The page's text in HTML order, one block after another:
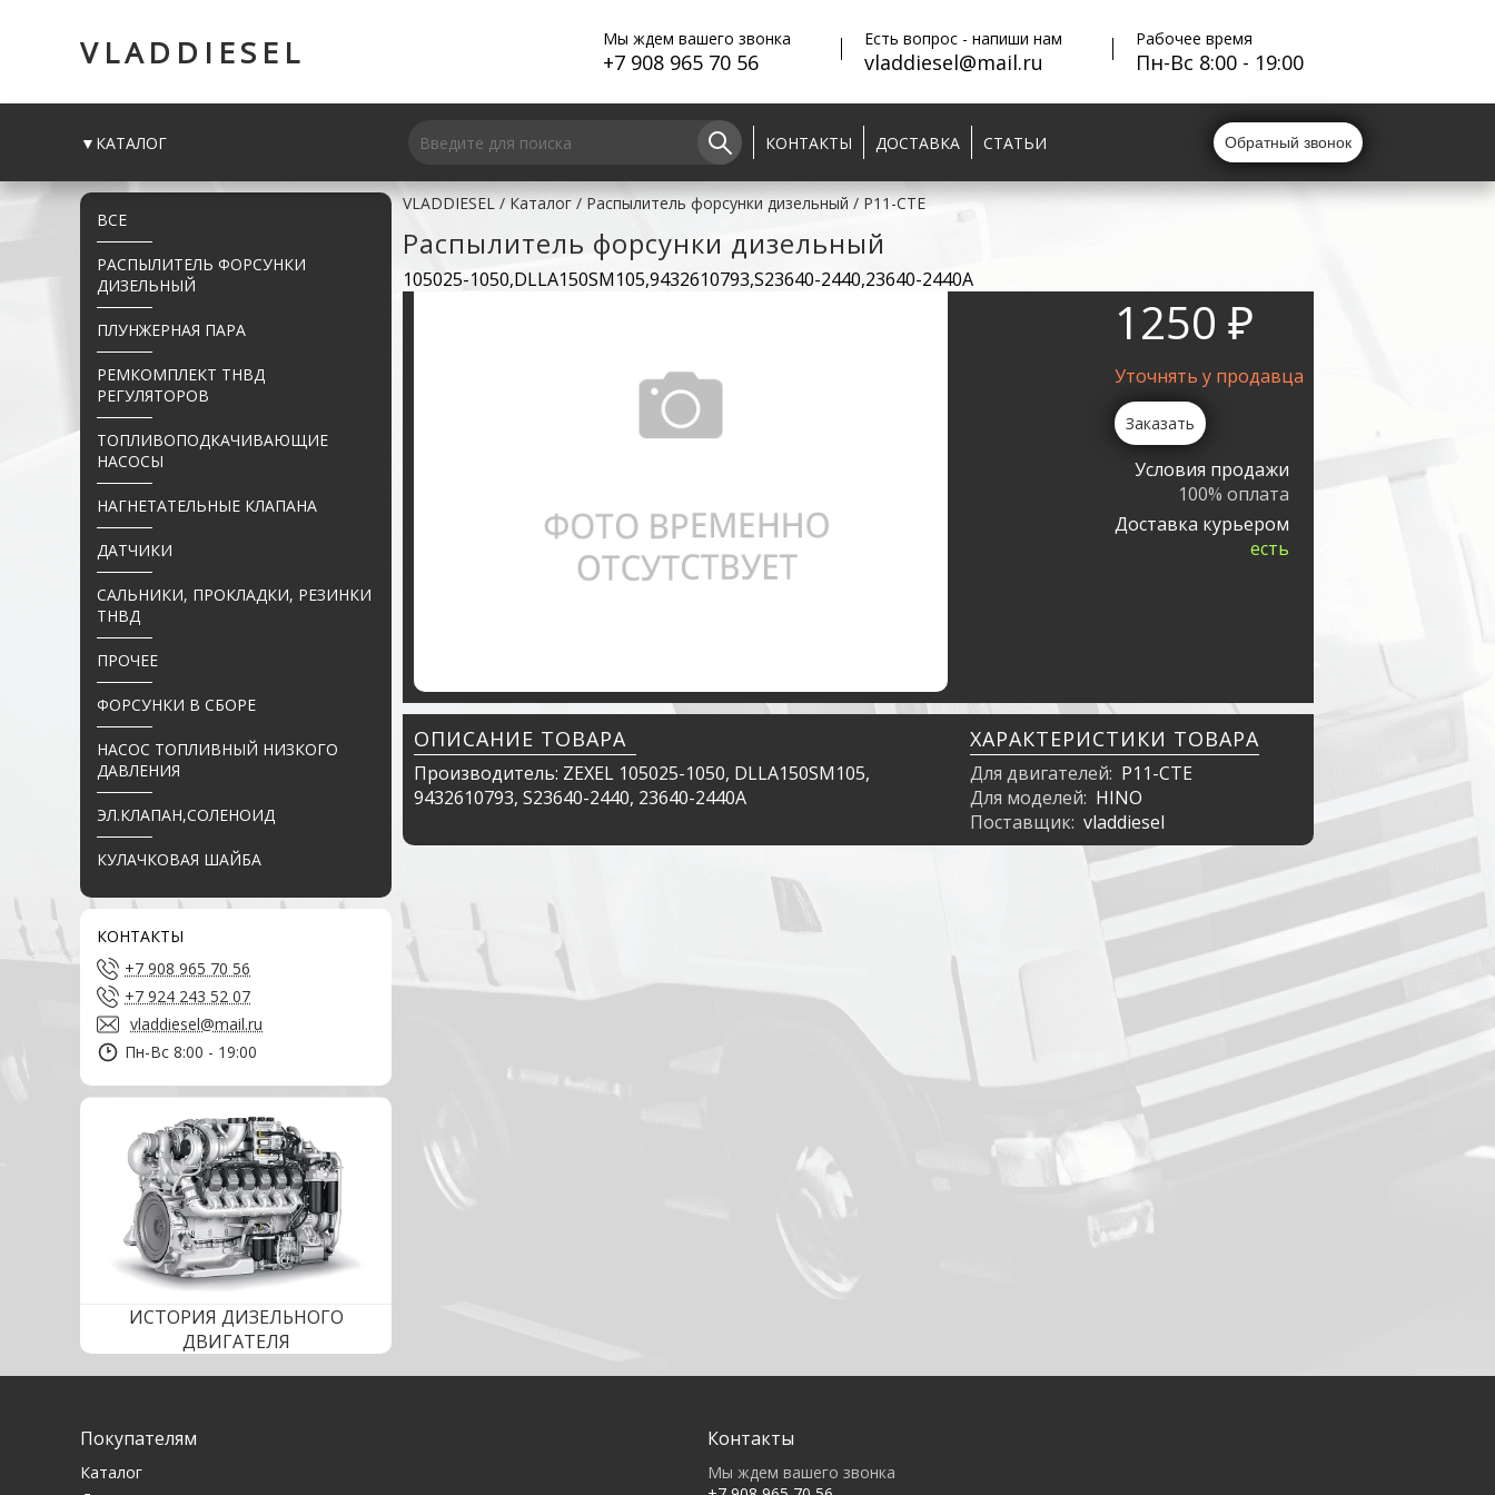
VLADDIESEL Мы ждем вашего звонка
+7 908 965 70 56
Есть вопрос - напиши нам
vladdiesel@mail.ru
Рабочее время
Пн-Вс 8:00 - 19:00
▼КАТАЛОГ КОНТАКТЫ ДОСТАВКА СТАТЬИ Обратный звонок
ВСЕ
РАСПЫЛИТЕЛЬ ФОРСУНКИ
ДИЗЕЛЬНЫЙ
ПЛУНЖЕРНАЯ ПАРА
РЕМКОМПЛЕКТ ТНВД
РЕГУЛЯТОРОВ
ТОПЛИВОПОДКАЧИВАЮЩИЕ
НАСОСЫ
НАГНЕТАТЕЛЬНЫЕ КЛАПАНА
ДАТЧИКИ
САЛЬНИКИ, ПРОКЛАДКИ, РЕЗИНКИ
ТНВД
ПРОЧЕЕ
ФОРСУНКИ В СБОРЕ
НАСОС ТОПЛИВНЫЙ НИЗКОГО
ДАВЛЕНИЯ
ЭЛ.КЛАПАН,СОЛЕНОИД
КУЛАЧКОВАЯ ШАЙБА
КОНТАКТЫ
+7 908 965 70 56
+7 924 243 52 07
vladdiesel@mail.ru
Пн-Вс 8:00 - 19:00
ИСТОРИЯ ДИЗЕЛЬНОГО
ДВИГАТЕЛЯ
VLADDIESEL/Каталог /Распылитель форсунки дизельный /P11-CTE
Распылитель форсунки дизельный
105025-1050,DLLA150SM105,9432610793,S23640-2440,23640-2440A
1250 ₽
Уточнять у продавца
Заказать
Условия продажи
100% оплата
Доставка курьером
есть
ОПИСАНИЕ ТОВАРА
Производитель: ZEXEL 105025-1050, DLLA150SM105,
9432610793, S23640-2440, 23640-2440A
ХАРАКТЕРИСТИКИ ТОВАРА
Для двигателей: P11-CTE
Для моделей: HINO
Поставщик: vladdiesel
Покупателям
Каталог
Контакты
Мы ждем вашего звонка